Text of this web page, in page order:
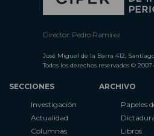
Director: Pedro Ramírez
José Miguel de la Barra 412,
Todos los derechos reservados ©
SECCIONES
Investigación
Actualidad
Columnas
ARCHIVO
Papeles
Libros